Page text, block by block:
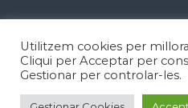
Copyright © 2026 Notícies
Utilitzem cookies per
Cliqui per Acceptar per
Gestionar per controlar-les.